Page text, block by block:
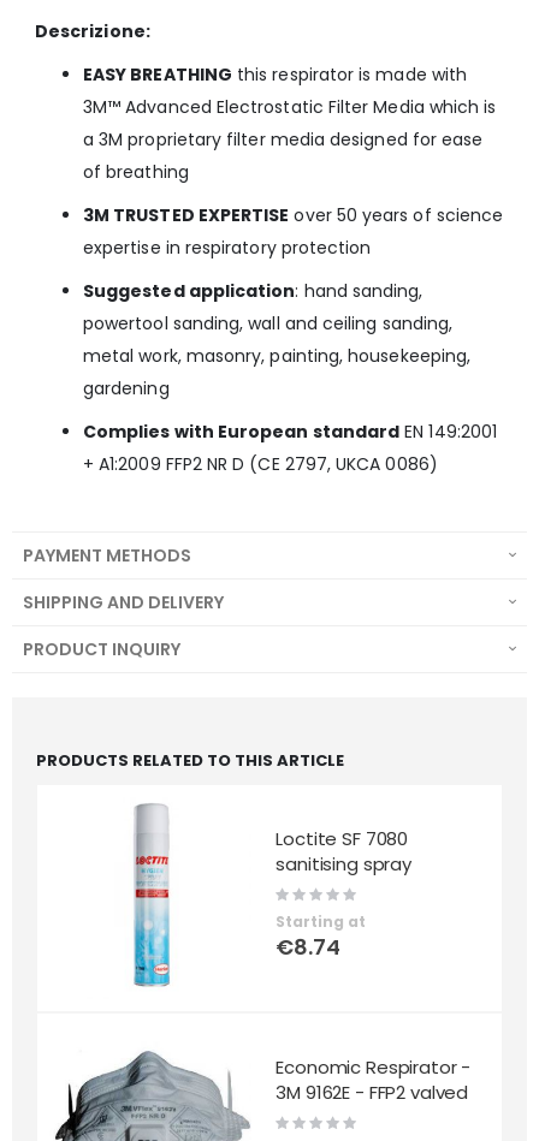
Descrizione:
EASY BREATHING this respirator is made with
3M™ Advanced Electrostatic Filter Media which is
a 3M proprietary filter media designed for ease
of breathing
3M TRUSTED EXPERTISE over 50 years of science
expertise in respiratory protection
Suggested application: hand sanding,
powertool sanding, wall and ceiling sanding,
metal work, masonry, painting, housekeeping,
gardening
Complies with European standard EN 149:2001
+ A1:2009 FFP2 NR D (CE 2797, UKCA 0086)
PAYMENT METHODS
SHIPPING AND DELIVERY
PRODUCT INQUIRY
PRODUCTS RELATED TO THIS ARTICLE
Loctite SF 7080
sanitising spray
Rating:
0%
Starting at
€8.74
Economic Respirator -
3M 9162E - FFP2 valved
Rating: